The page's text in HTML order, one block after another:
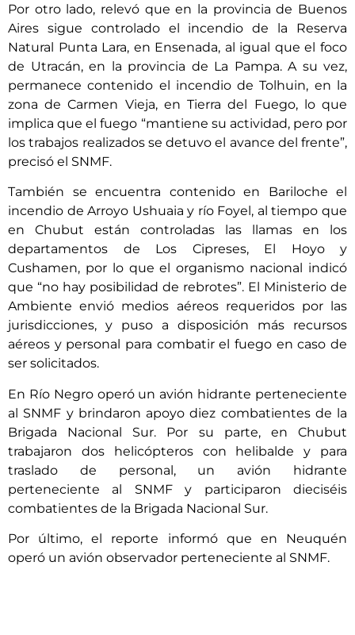
Por otro lado, relevó que en la provincia de Buenos
Aires sigue controlado el incendio de la Reserva
Natural Punta Lara, en Ensenada, al igual que el foco
de Utracán, en la provincia de La Pampa. A su vez,
permanece contenido el incendio de Tolhuin, en la
zona de Carmen Vieja, en Tierra del Fuego, lo que
implica que el fuego “mantiene su actividad, pero por
los trabajos realizados se detuvo el avance del frente”,
precisó el SNMF.
También se encuentra contenido en Bariloche el
incendio de Arroyo Ushuaia y río Foyel, al tiempo que
en Chubut están controladas las llamas en los
departamentos de Los Cipreses, El Hoyo y
Cushamen, por lo que el organismo nacional indicó
que “no hay posibilidad de rebrotes”. El Ministerio de
Ambiente envió medios aéreos requeridos por las
jurisdicciones, y puso a disposición más recursos
aéreos y personal para combatir el fuego en caso de
ser solicitados.
En Río Negro operó un avión hidrante perteneciente
al SNMF y brindaron apoyo diez combatientes de la
Brigada Nacional Sur. Por su parte, en Chubut
trabajaron dos helicópteros con helibalde y para
traslado de personal, un avión hidrante
perteneciente al SNMF y participaron dieciséis
combatientes de la Brigada Nacional Sur.
Por último, el reporte informó que en Neuquén
operó un avión observador perteneciente al SNMF.